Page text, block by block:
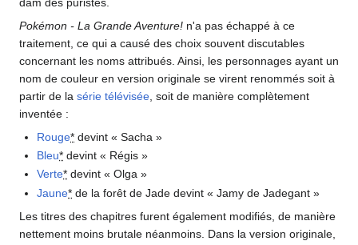
Pokémon - La Grande Aventure! n'a pas échappé à ce
traitement, ce qui a causé des choix souvent discutables
concernant les noms attribués. Ainsi, les personnages ayant un
nom de couleur en version originale se virent renommés soit à
partir de la série télévisée , soit de manière complètement
inventée :
Rouge* devint « Sacha »
Bleu* devint « Régis »
Verte* devint « Olga »
Jaune* de la forêt de Jade devint « Jamy de Jadegant »
Les titres des chapitres furent également modifiés, de manière
nettement moins brutale néanmoins. Dans la version originale,